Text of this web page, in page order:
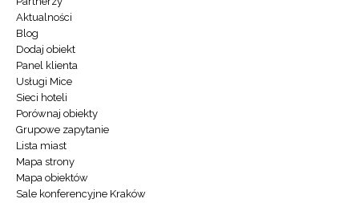
Aktualności
Blog
Dodaj obiekt
Panel klienta
Usługi Mice
Sieci hoteli
Porównaj obiekty
Grupowe zapytanie
Lista miast
Mapa strony
Mapa obiektów
Sale konferencyjne Kraków